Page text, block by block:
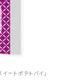
イートポテトパイ」